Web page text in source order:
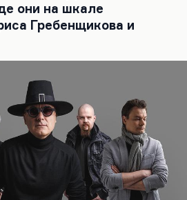
они на шкале
Гребенщикова и